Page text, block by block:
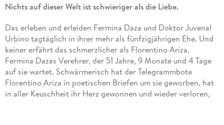
Nichts auf dieser Welt ist schwieriger als die Liebe.
Das erleben und erleiden Fermina Daza und Doktor Juvenal
Urbino tagtäglich in ihrer mehr als fünfzigjährigen Ehe. Und
keiner erfährt das schmerzlicher als Florentino Ariza,
Fermina Dazas Verehrer, der 51 Jahre, 9 Monate und 4 Tage
auf sie wartet. Schwärmerisch hat der Telegrammbote
Florentino Ariza in poetischen Briefen um sie geworben, hat
in aller Keuschheit ihr Herz gewonnen und wieder verloren,